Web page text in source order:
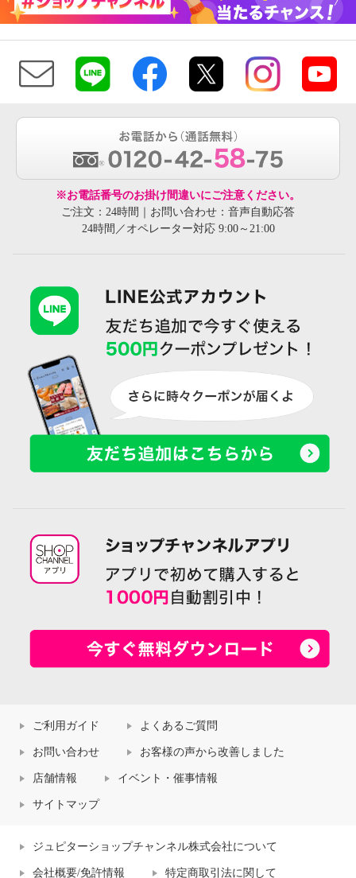
※お電話番号のお掛け間違いにご注意ください。
ご注文：24時間｜お問い合わせ：音声自動応答
24時間／オペレーター対応 9:00～21:00
ご利用ガイド よくあるご質問
お問い合わせ お客様の声から改善しました
店舗情報 イベント・催事情報
サイトマップ
ジュピターショップチャンネル株式会社について
会社概要/免許情報 特定商取引法に関して